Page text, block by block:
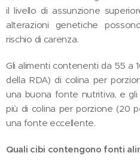
il livello di assunzione
alterazioni genetiche
rischio di carenza.
Gli alimenti contenenti da 55 a
della RDA) di colina per
una buona fonte nutritiva, e
più di colina per porzione (20
una fonte eccellente.
Quali cibi contengono fonti